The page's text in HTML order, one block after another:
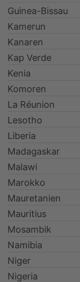
Guinea-Bissau
Kamerun
Kanaren
Kap Verde
Kenia
Komoren
La Réunion
Lesotho
Liberia
Madagaskar
Malawi
Marokko
Mauretanien
Mauritius
Mosambik
Namibia
Niger
Nigeria